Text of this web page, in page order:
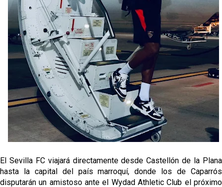
Kochorashvili, seria opción para reforzar el centro
del campo sevillista
El Sevilla FC viajará directamente desde Castellón de la Plana
hasta la capital del país marroquí, donde los de Caparrós
disputarán un amistoso ante el Wydad Athletic Club el próximo